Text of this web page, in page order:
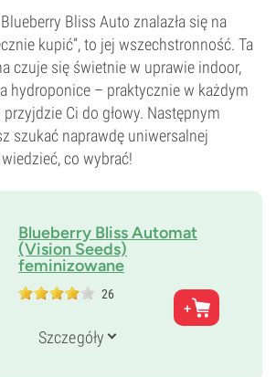
Bliss Auto znalazła się na
kupić”, to jej wszechstronność. Ta
czuje się świetnie w uprawie indoor,
hydroponice – praktycznie w każdym
Ci do głowy. Następnym
szukać naprawdę uniwersalnej
co wybrać!
Blueberry Bliss Automat
(Vision Seeds)
feminizowane
26
x White Widow x Super Skunk x
Szczegóły